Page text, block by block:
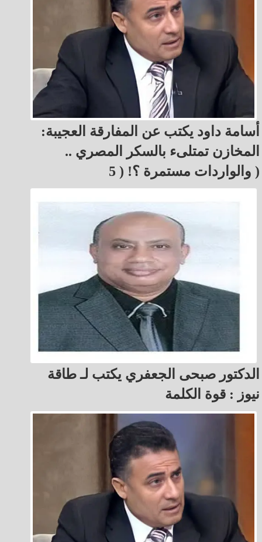
أسامة داود يكتب عن المفارقة العجيبة:
المخازن تمتلىء بالسكر المصري ..
والواردات مستمرة ؟! ( 5 )
الدكتور صبحى الجعفري يكتب لـ طاقة
نيوز : قوة الكلمة